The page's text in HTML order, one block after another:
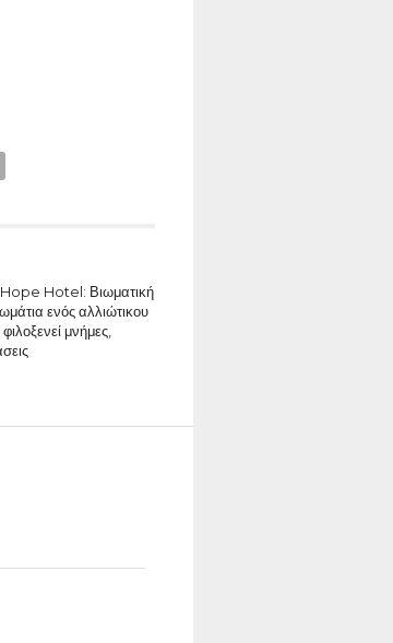
Hotel: Βιωματική
ενός αλλιώτικου
μνήμες,